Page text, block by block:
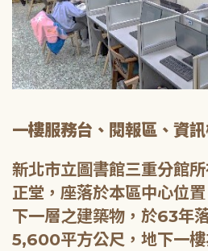
一樓服務台、閱報區、資
新北市立圖書館三重分館
正堂，座落於本區中心位
下一層之建築物，於63年
5,600平方公尺，地下一